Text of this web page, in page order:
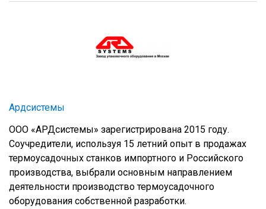
Ардсистемы
ООО «АРДсистемы» зарегистрирована 2015 году.
Соучредители, используя 15 летний опыт в продажах
термоусадочных станков импортного и Российского
производства, выбрали основным направлением
деятельности производство термоусадочного
оборудования собственной разработки.